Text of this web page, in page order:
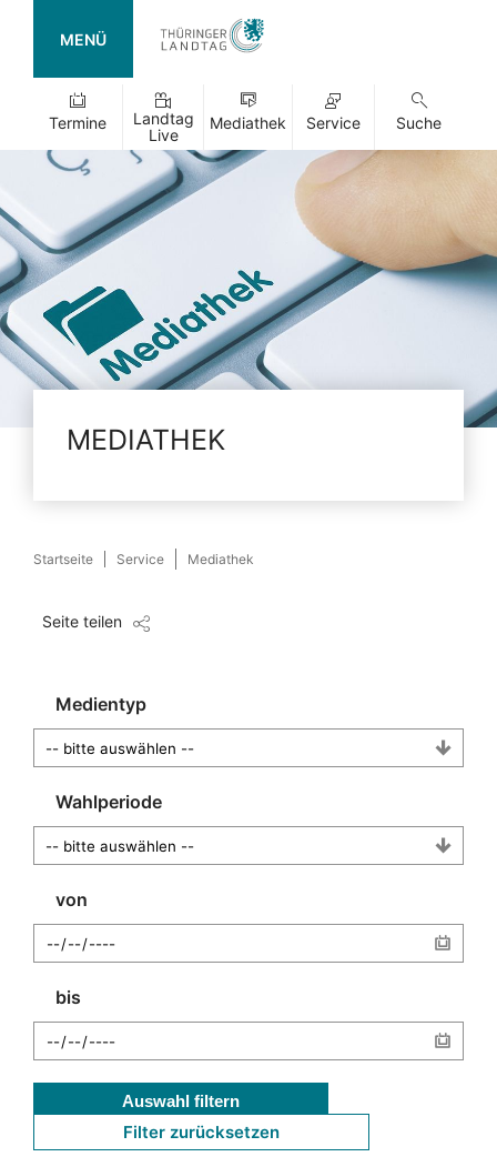
MENÜ
Termine
Landtag
Live
Mediathek Service Suche
MEDIATHEK
Startseite Service Mediathek
Seite teilen
Medientyp
Wahlperiode
von
bis
Auswahl filtern
Filter zurücksetzen